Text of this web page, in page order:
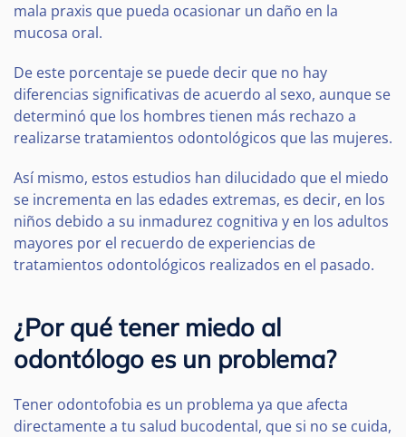
mala praxis que pueda ocasionar un daño en la
mucosa oral.
De este porcentaje se puede decir que no hay
diferencias significativas de acuerdo al sexo, aunque se
determinó que los hombres tienen más rechazo a
realizarse tratamientos odontológicos que las mujeres.
Así mismo, estos estudios han dilucidado que el miedo
se incrementa en las edades extremas, es decir, en los
niños debido a su inmadurez cognitiva y en los adultos
mayores por el recuerdo de experiencias de
tratamientos odontológicos realizados en el pasado.
¿Por qué tener miedo al
odontólogo es un problema?
Tener odontofobia es un problema ya que afecta
directamente a tu salud bucodental, que si no se cuida,